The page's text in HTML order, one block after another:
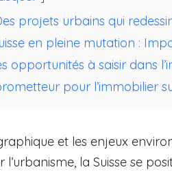
projets urbains qui
en pleine mutation :
opportunités à saisir dans
pour l’immobilier
et les enjeux
la Suisse se